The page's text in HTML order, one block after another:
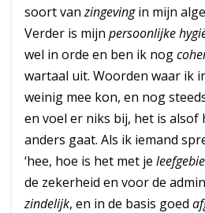
soort vanzingevingin mijn
Verder is mijn persoonlijke
wel in orde en ben ik nog
wartaal uit. Woorden waar ik
weinig mee kon, en nog
en voel er niks bij, het is alsof
anders gaat. Als ik iemand
‘hee, hoe is het met je
de zekerheid en voor de
zindelijk, en in de basis goed